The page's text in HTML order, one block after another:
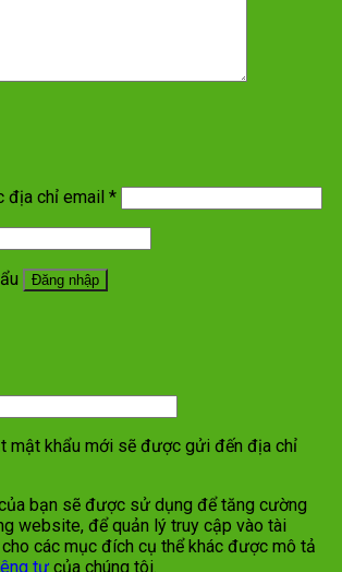
địa chỉ email *
Đăng nhập
mật khẩu mới sẽ được gửi đến địa chỉ
bạn sẽ được sử dụng để tăng cường
website, để quản lý truy cập vào tài
các mục đích cụ thể khác được mô tả
tư của chúng tôi.